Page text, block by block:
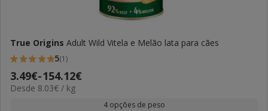
True Origins Adult Wild Vitela e Melão lata para cães
5
estrelas
com
5(1)
Preço
de
3.49€-154.12€
8.03€
Desde 8.03€ / kg
4 opções de peso